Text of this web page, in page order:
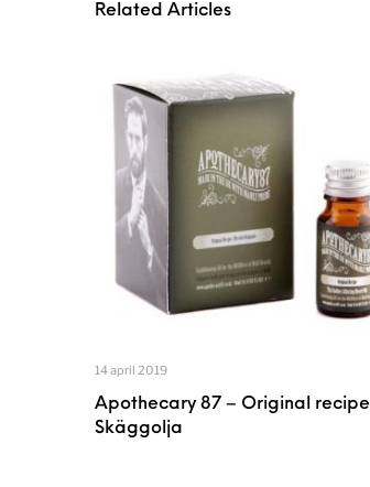
Related Articles
14 april 2019
Apothecary 87 – Original recipe
Skäggolja